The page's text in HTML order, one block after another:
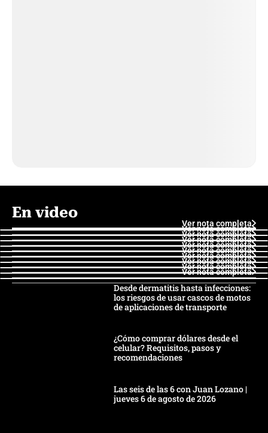
En video
Ver nota completa
Ver nota completa
Ver nota completa
Ver nota completa
Ver nota completa
Ver nota completa
Ver nota completa
Ver nota completa
Ver nota completa
Ver nota completa
Desde dermatitis hasta infecciones:
los riesgos de usar cascos de motos
de aplicaciones de transporte
¿Cómo comprar dólares desde el
celular? Requisitos, pasos y
recomendaciones
Las seis de las 6 con Juan Lozano |
jueves 6 de agosto de 2026